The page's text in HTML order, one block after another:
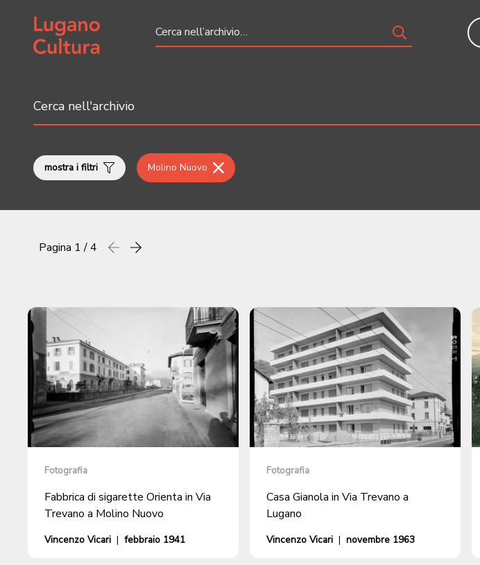
Home page
mostra i filtri Molino Nuovo
Pagina 1 / 4 Precedente
successiva
Fotografia
Fabbrica di sigarette Orienta in Via
Trevano a Molino Nuovo
Vincenzo Vicari | febbraio 1941
Fotografia
Casa Gianola in Via Trevano a
Lugano
Vincenzo Vicari | novembre 1963